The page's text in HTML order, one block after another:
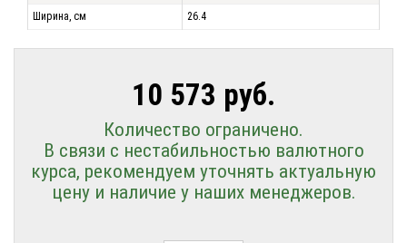
Ширина, см
26.4
10 573 руб.
Количество ограничено.
В связи с нестабильностью валютного
курса, рекомендуем уточнять актуальную
цену и наличие у наших менеджеров.